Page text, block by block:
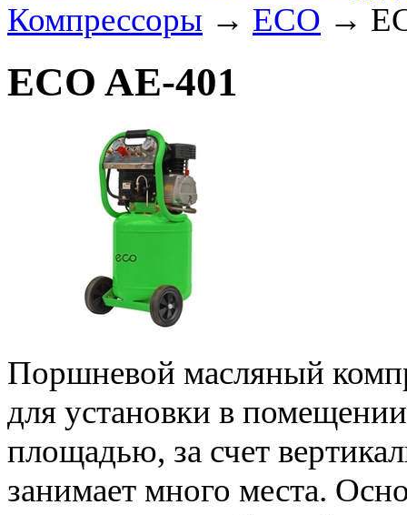
Компрессоры → ECO →
ECO AE-401
Поршневой масляный
для установки в
площадью, за счет
занимает много места.